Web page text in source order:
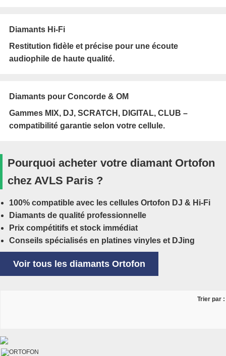
Diamants Hi-Fi
Restitution fidèle et précise pour une écoute
audiophile de haute qualité.
Diamants pour Concorde & OM
Gammes MIX, DJ, SCRATCH, DIGITAL, CLUB –
compatibilité garantie selon votre cellule.
Pourquoi acheter votre diamant Ortofon
chez AVLS Paris ?
100% compatible avec les cellules Ortofon DJ & Hi-Fi
Diamants de qualité professionnelle
Prix compétitifs et stock immédiat
Conseils spécialisés en platines vinyles et DJing
Voir tous les diamants Ortofon
Trier par :